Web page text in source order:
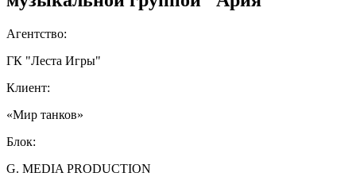
Агентство:
ГК "Леста Игры"
Клиент:
«Мир танков»
Блок:
G. MEDIA PRODUCTION